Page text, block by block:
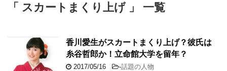
「 スカートまくり上げ 」 一覧
香川愛生がスカートまくり上げ？彼氏は
糸谷哲郎か！立命館大学を留年？
2017/05/16 -話題の人物